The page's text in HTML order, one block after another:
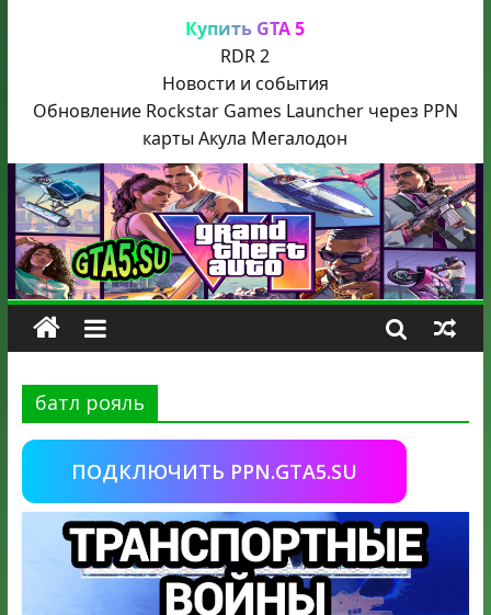
Купить GTA 5
RDR 2
Новости и события
Обновление Rockstar Games Launcher через PPN
карты Акула Мегалодон
батл рояль
ПОДКЛЮЧИТЬ PPN.GTA5.SU